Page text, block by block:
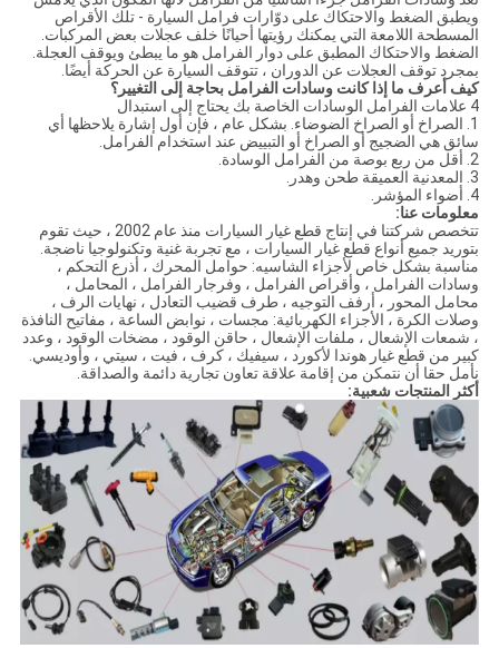
ويطبق الضغط والاحتكاك على دوّارات فرامل السيارة - تلك الأقراص
المسطحة اللامعة التي يمكنك رؤيتها أحيانًا خلف عجلات بعض المركبات.
الضغط والاحتكاك المطبق على دوار الفرامل هو ما يبطئ ويوقف العجلة.
بمجرد توقف العجلات عن الدوران ، تتوقف السيارة عن الحركة أيضًا.
كيف أعرف ما إذا كانت وسادات الفرامل بحاجة إلى التغيير؟
4 علامات الفرامل الوسادات الخاصة بك يحتاج إلى استبدال
1. الصراخ أو الصراخ الضوضاء. بشكل عام ، فإن أول إشارة يلاحظها أي
سائق هي الضجيج أو الصراخ أو التبييض عند استخدام الفرامل.
2. أقل من ربع بوصة من الفرامل الوسادة.
3. المعدنية العميقة طحن وهدر.
4. أضواء المؤشر.
معلومات عنا:
تتخصص شركتنا في إنتاج قطع غيار السيارات منذ عام 2002 ، حيث تقوم
بتوريد جميع أنواع قطع غيار السيارات ، مع تجربة غنية وتكنولوجيا ناضجة.
مناسبة بشكل خاص لأجزاء الشاسيه: حوامل المحرك ، أذرع التحكم ،
وسادات الفرامل ، وأقراص الفرامل ، وفرجار الفرامل ، المحامل ،
محامل المحور ، أرفف التوجيه ، طرف قضيب التعادل ، نهايات الرف ،
وصلات الكرة ، الأجزاء الكهربائية: مجسات ، نوابض الساعة ، مفاتيح النافذة
، شمعات الإشعال ، ملفات الإشعال ، حاقن الوقود ، مضخات الوقود ، وعدد
كبير من قطع غيار هوندا لأكورد ، سيفيك ، كرف ، فيت ، سيتي ، وأوديسي.
نأمل حقا أن نتمكن من إقامة علاقة تعاون تجارية دائمة والصداقة.
أكثر المنتجات شعبية: